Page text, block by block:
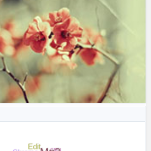
Edit